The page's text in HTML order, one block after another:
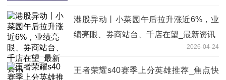
港股异动丨小菜园午后拉升涨近6%，业
绩亮眼、券商站台、千店在望_最新资讯
2026-04-24
王者荣耀s40赛季上分英雄推荐_焦点快